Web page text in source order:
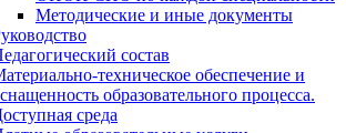
Методические и иные документы
состав
техническое обеспечение и
образовательного процесса.
среда